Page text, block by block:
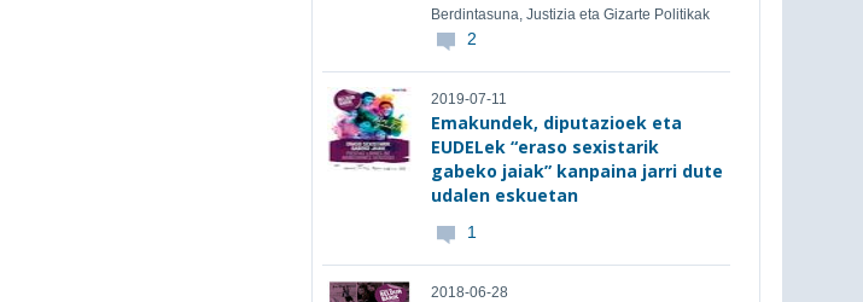
Berdintasuna, Justizia eta Gizarte Politikak
2
2019-07-11
Emakundek, diputazioek eta
EUDELek “eraso sexistarik
gabeko jaiak” kanpaina jarri dute
udalen eskuetan
1
2018-06-28